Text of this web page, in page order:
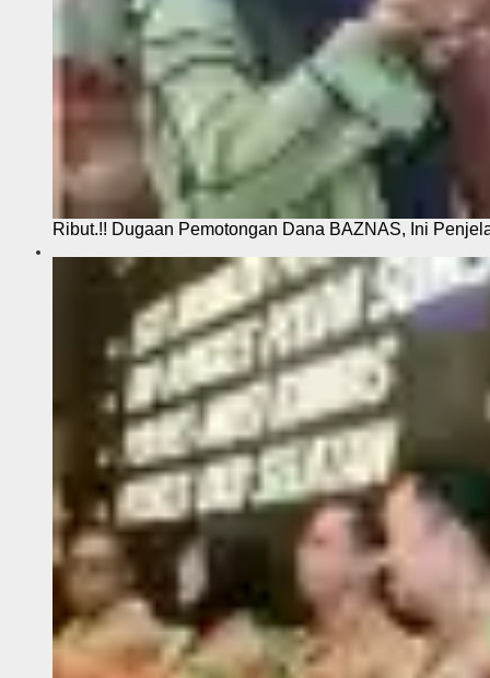
Ribut.!! Dugaan Pemotongan Dana BAZNAS, Ini